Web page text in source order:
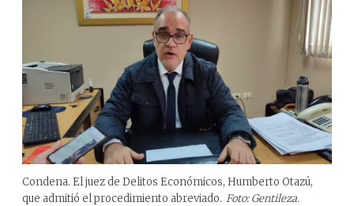
Condena. El juez de Delitos Económicos, Humberto Otazú,
que admitió el procedimiento abreviado. Foto: Gentileza.